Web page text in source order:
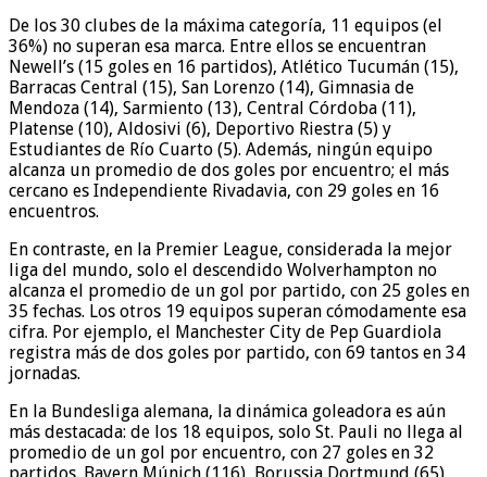
De los 30 clubes de la máxima categoría, 11 equipos (el
36%) no superan esa marca. Entre ellos se encuentran
Newell’s (15 goles en 16 partidos), Atlético Tucumán (15),
Barracas Central (15), San Lorenzo (14), Gimnasia de
Mendoza (14), Sarmiento (13), Central Córdoba (11),
Platense (10), Aldosivi (6), Deportivo Riestra (5) y
Estudiantes de Río Cuarto (5). Además, ningún equipo
alcanza un promedio de dos goles por encuentro; el más
cercano es Independiente Rivadavia, con 29 goles en 16
encuentros.
En contraste, en la Premier League, considerada la mejor
liga del mundo, solo el descendido Wolverhampton no
alcanza el promedio de un gol por partido, con 25 goles en
35 fechas. Los otros 19 equipos superan cómodamente esa
cifra. Por ejemplo, el Manchester City de Pep Guardiola
registra más de dos goles por partido, con 69 tantos en 34
jornadas.
En la Bundesliga alemana, la dinámica goleadora es aún
más destacada: de los 18 equipos, solo St. Pauli no llega al
promedio de un gol por encuentro, con 27 goles en 32